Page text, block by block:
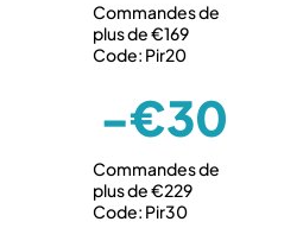
Commandes de
plus de €169
Code: Pir20
-€30
Commandes de
plus de €229
Code: Pir30